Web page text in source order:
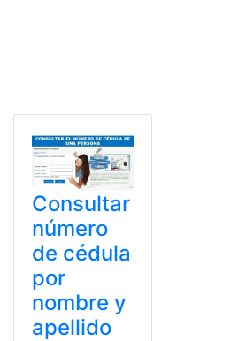
Consultar
número
de cédula
por
nombre y
apellido